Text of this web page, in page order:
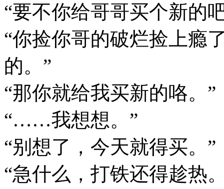
“要不你给哥哥买个新的
“你捡你哥的破烂捡上瘾
的。”
“那你就给我买新的咯。”
“……我想想。”
“别想了，今天就得买。”
“急什么，打铁还得趁热